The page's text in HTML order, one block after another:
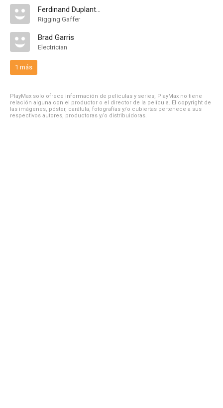
Ferdinand Duplantier Jr.
Rigging Gaffer
Brad Garris
Electrician
1 más
PlayMax solo ofrece información de películas y series, PlayMax no tiene
relación alguna con el productor o el director de la película. El copyright de
las imágenes, póster, carátula, fotografías y/o cubiertas pertenece a sus
respectivos autores, productoras y/o distribuidoras.